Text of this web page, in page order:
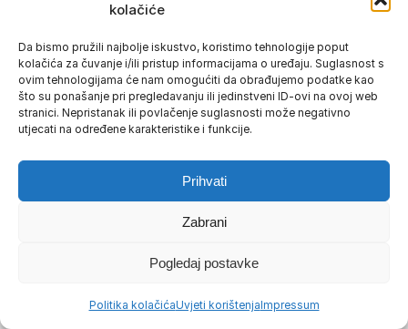
kolačiće
Da bismo pružili najbolje iskustvo, koristimo tehnologije poput
kolačića za čuvanje i/ili pristup informacijama o uređaju. Suglasnost s
ovim tehnologijama će nam omogućiti da obrađujemo podatke kao
što su ponašanje pri pregledavanju ili jedinstveni ID-ovi na ovoj web
stranici. Nepristanak ili povlačenje suglasnosti može negativno
utjecati na određene karakteristike i funkcije.
Prihvati
Zabrani
Pogledaj postavke
Politika kolačićaUvjeti korištenjaImpressum